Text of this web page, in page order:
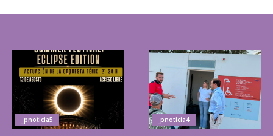
_pnoticia5 _pnoticia4